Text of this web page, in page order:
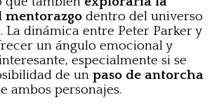
mentorazgo dentro del universo
La dinámica entre Peter Parker y
un ángulo emocional y
especialmente si se
de un paso de antorcha
ambos personajes.